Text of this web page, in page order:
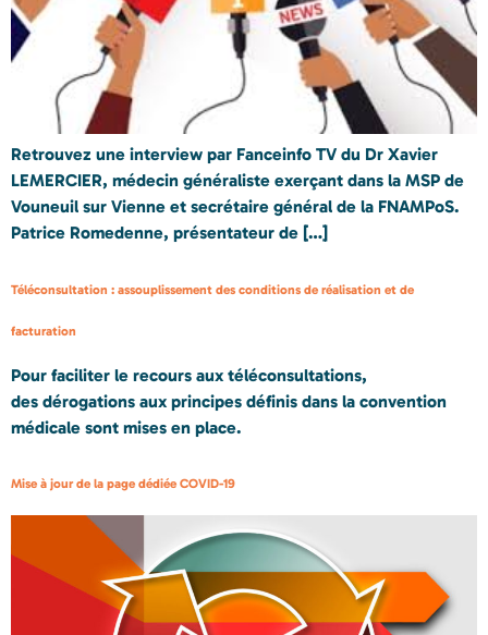
Retrouvez une interview par Fanceinfo TV du Dr Xavier
LEMERCIER, médecin généraliste exerçant dans la MSP de
Vouneuil sur Vienne et secrétaire général de la FNAMPoS.
Patrice Romedenne, présentateur de […]
Téléconsultation : assouplissement des conditions de réalisation et de
facturation
Pour faciliter le recours aux téléconsultations,
des dérogations aux principes définis dans la convention
médicale sont mises en place.
Mise à jour de la page dédiée COVID-19